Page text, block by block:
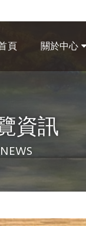
頁 關於中心
資訊
NEWS